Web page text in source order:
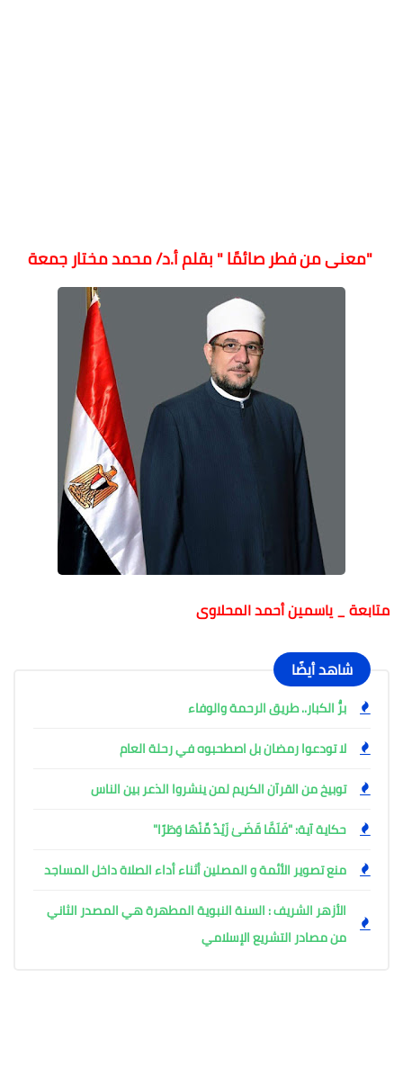
"معنى من فطر صائمًا " بقلم أ.د/ محمد مختار جمعة
متابعة _ ياسمين أحمد المحلاوى
شاهد أيضًا
برُّ الكبار.. طريق الرحمة والوفاء
لا تودعوا رمضان بل اصطحبوه في رحلة العام
توبيخ من القرآن الكريم لمن ينشروا الذعر بين الناس
حكاية آية: "فَلَمَّا قَضَىٰ زَيْدٌ مِّنْهَا وَطَرًا"
منع تصوير الأئمة و المصلين أثناء أداء الصلاة داخل المساجد
الأزهر الشريف : السنة النبوية المطهرة هي المصدر الثاني
من مصادر التشريع الإسلامي